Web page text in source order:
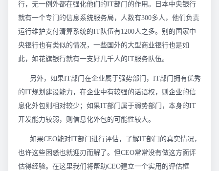
行，无一例外都在强化他们的IT部门的作用。日本中央银行
就有一个专门的信息系统服务局，人数有300多人，他们负责
运行维护支付清算系统的IT队伍有1200人之多。别的国家中
央银行也有类似的情况，一些国外的大型商业银行也是如
此，如花旗银行就有一支好几千人的IT服务队伍。
另外，如果IT部门在企业属于强势部门，IT部门拥有优秀
的IT规划建设能力，在企业中有较强的话语权，则企业的信
息化外包则相对较少；如果IT部门属于弱势部门，本身的IT
开发能力较弱，则信息化外包的可能性较大。
如果CEO能对IT部门进行评估，了解IT部门的真实情况，
也许这些困惑也就迎刃而解了。但CEO常常没有做这方面评
估得经验。在这里我们将帮助CEO建立一个实用的评估框